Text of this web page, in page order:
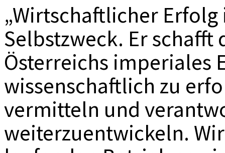
„Wirtschaftlicher
Selbstzweck. Er schafft
Österreichs imperiales
wissenschaftlich zu
vermitteln und
weiterzuentwickeln.